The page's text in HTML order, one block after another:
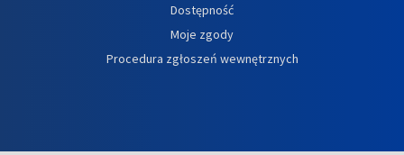
Dostępność
Moje zgody
Procedura zgłoszeń wewnętrznych